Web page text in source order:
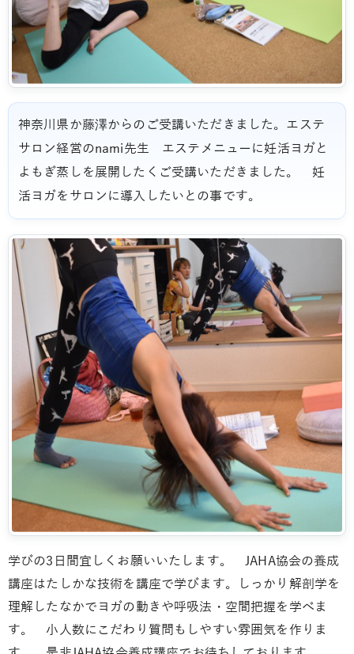
神奈川県か藤澤からのご受講いただきました。エステ
サロン経営のnami先生 エステメニューに妊活ヨガと
よもぎ蒸しを展開したくご受講いただきました。 妊
活ヨガをサロンに導入したいとの事です。
学びの3日間宜しくお願いいたします。 JAHA協会の養成
講座はたしかな技術を講座で学びます。しっかり解剖学を
理解したなかでヨガの動きや呼吸法・空間把握を学べま
す。 小人数にこだわり質問もしやすい雰囲気を作りま